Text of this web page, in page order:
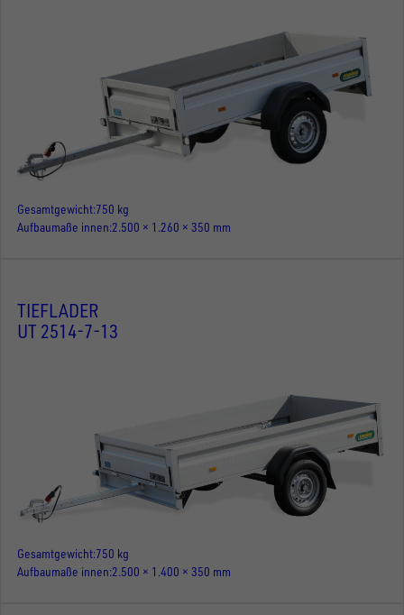
Gesamtgewicht 750 kg
Aufbaumaße innen 2.500 × 1.260 × 350 mm
TIEFLADER
UT 2514-7-13
Gesamtgewicht 750 kg
Aufbaumaße innen 2.500 × 1.400 × 350 mm